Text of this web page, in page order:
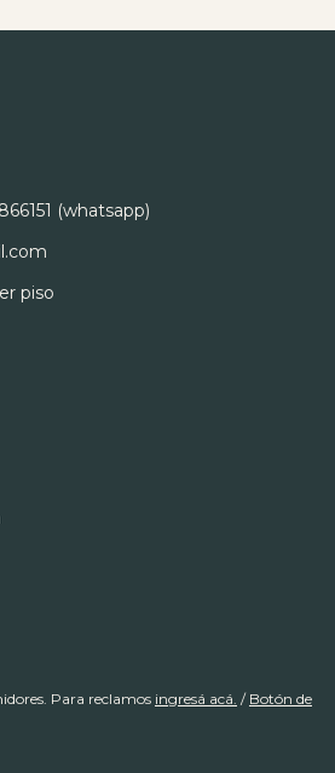
(whatsapp)
piso
Para reclamos ingresá acá. / Botón de